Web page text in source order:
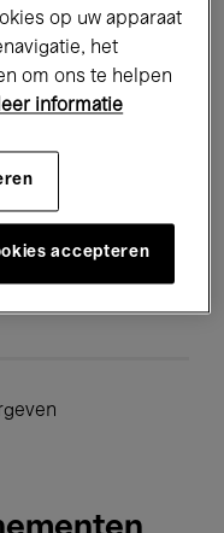
& Debatten
Global Music
op uw apparaat
het
om ons te helpen
informatie
accepteren